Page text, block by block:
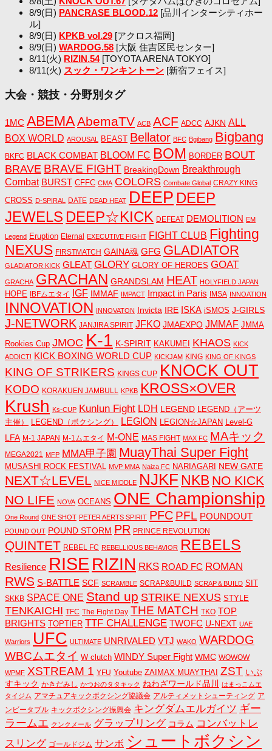
8/9(日) PANCRASE BLOOD.12 [品川インターシティホー
ル]
8/9(日) KPKB vol.29 [アクロス福岡]
8/9(日) WARDOG.58 [大阪 住吉区民センター]
8/11(火) RIZIN.54[TOYOTA ARENA TOKYO]
8/11(火) スック・ワンキントーン [新宿フェイス]
大会・競技・分野別タグ
1MC ABEMA AbemaTV ACB ACF ADCC AJKN ALL
BOX WORLD AROUSAL BEAST Bellator BFC Bgibang Bigbang
BKFC BLACK COMBAT BLOOM FC BOM BORDER BOUT
BRAVE BRAVE FIGHT BreakingDown Breakthrough
Combat BURST CFFC CMA COLORS Combate Global CRAZY KING
CROSS D-SPIRAL DATE DEAD HEAT DEEP DEEP
JEWELS DEEP☆KICK DEFEAT DEMOLITION EM
Legend Eruption Eternal EXECUTIVE FIGHT FIGHT CLUB Fighting
NEXUS FIRSTMATCH GAINA魂 GFG GLADIATOR
GLADIATOR KICK GLEAT GLORY GLORY OF HEROES GOAT
GRACHA GRACHAN GRANDSLAM HEAT HOLYFIELD JAPAN
HOPE IBFムエタイ IGF IMMAF IMPACT Impact in Paris IMSA INNOATION
INNOVATION INNOVATON Invicta IRE ISKA iSMOS J-GIRLS
J-NETWORK JANJIRA SPIRIT JFKO JMAEXPO JMMAF JMMA
Rookies Cup JMOC K-1 K-SPIRIT KAKUMEI KHAOS KICK
ADDICT! KICK BOXING WORLD CUP KICKJAM KING KING OF KINGS
KING OF STRIKERS KINGS CUP KNOCK OUT
KODO KORAKUEN JAMBULL KPKB KROSS×OVER
Krush Ks-CUP Kunlun Fight LDH LEGEND LEGEND（アーツ
主催）
LEGEND（ボクシング） LEGION LEGION☆JAPAN Level-G
LFA M-1 JAPAN M-1ムエタイ M-ONE MAS FIGHT MAX FC MAキック
MEGA2021 MFP MMA甲子園 MuayThai Super Fight
MUSASHI ROCK FESTIVAL MVP MMA Naiza FC NARIAGARI NEW GATE
NEXT☆LEVEL NICE MIDDLE NJKF NKB NO KICK
NO LIFE NOVA OCEANS ONE Championship
One Round ONE SHOT PETER AERTS SPIRIT PFC PFL POUNDOUT
POUND OUT POUND STORM PR PRINCE REVOLUTION
QUINTET REBEL FC REBELLIOUS BEHAVIOR REBELS
Resilience RISE RIZIN RKS ROAD FC ROMAN
RWS S-BATTLE SCF SCRAMBLE SCRAP&BUILD SCRAP＆BUILD SIT
SKKB SPACE ONE Stand up STRIKE NEXUS STYLE
TENKAICHI TFC The Fight Day THE MATCH TKO TOP
BRIGHTS TOPTIER TTF CHALLENGE TWOFC U-NEXT UAE
Warriors UFC ULTIMATE UNRIVALED VTJ WAKO WARDOG
WBCムエタイ W clutch WINDY Super Fight WMC WOWOW
WPMF XSTREAM 1 YFU Youtube ZAIMAX MUAYTHAI ZST いぶ
すキック かきだみし かつおのタタキック ねわざワールド品川 はまっこムエ
タイジム アマチュアキックボクシング協議会 アルティメットシューティング ア
ンビータブル キックボクシング振興会 キングダムエルガイツ ギー
ラームエ クンクメール グラップリング コラム コンバットレ
スリング ゴールドジム サンボ シュートボクシン